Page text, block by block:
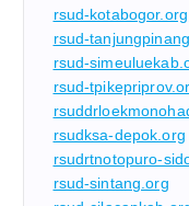
rsud-kotabogor.org
rsud-
rsud-
rsud-
rsudksa-depok.org
rsudrtnotopuro-
rsud-sintang.org